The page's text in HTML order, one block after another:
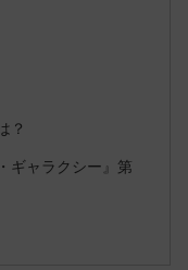
？
ギャラクシー』第